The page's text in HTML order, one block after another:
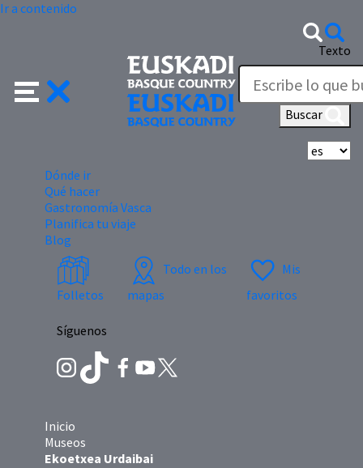
Ir a contenido
Texto
Buscar
Dónde ir
Qué hacer
Gastronomía Vasca
Planifica tu viaje
Blog
Folletos
Todo en los
mapas
Mis
favoritos
Síguenos
Inicio
Museos
Ekoetxea Urdaibai